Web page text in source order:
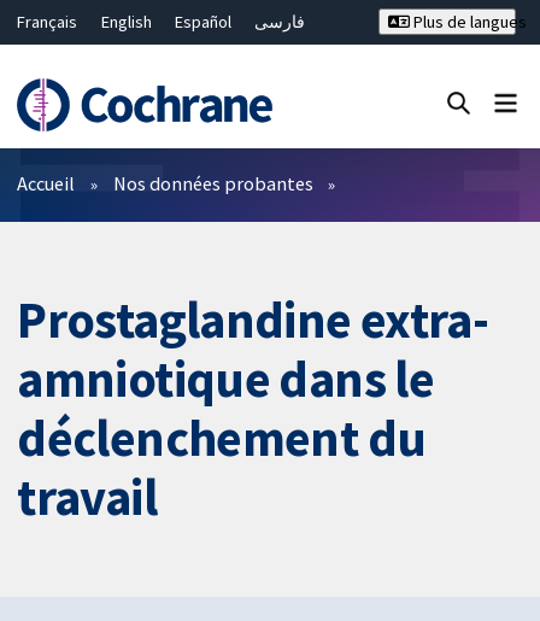
Français English Español
فارسی
Bahasa Malaysia
ไทย
繁體中文
简体中文
Plus de langues
Filtres
Accueil Nos données probantes
Prostaglandine extra-
amniotique dans le
déclenchement du
travail